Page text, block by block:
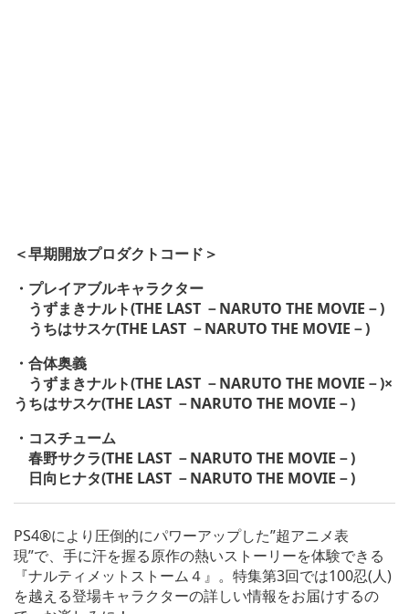
＜早期開放プロダクトコード＞
・プレイアブルキャラクター
うずまきナルト(THE LAST －NARUTO THE MOVIE－)
うちはサスケ(THE LAST －NARUTO THE MOVIE－)
・合体奥義
うずまきナルト(THE LAST －NARUTO THE MOVIE－)×
うちはサスケ(THE LAST －NARUTO THE MOVIE－)
・コスチューム
春野サクラ(THE LAST －NARUTO THE MOVIE－)
日向ヒナタ(THE LAST －NARUTO THE MOVIE－)
PS4®により圧倒的にパワーアップした”超アニメ表
現”で、手に汗を握る原作の熱いストーリーを体験できる
『ナルティメットストーム４』。特集第3回では100忍(人)
を越える登場キャラクターの詳しい情報をお届けするの